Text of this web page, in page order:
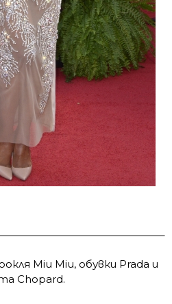
Miu Miu, обувки Prada и
Chopard.